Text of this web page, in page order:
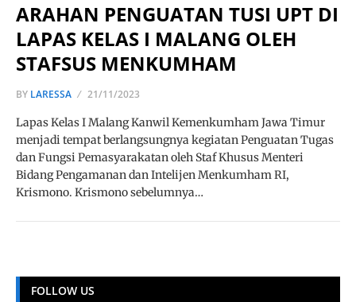
ARAHAN PENGUATAN TUSI UPT DI
LAPAS KELAS I MALANG OLEH
STAFSUS MENKUMHAM
BY LARESSA 21/11/2023
Lapas Kelas I Malang Kanwil Kemenkumham Jawa Timur
menjadi tempat berlangsungnya kegiatan Penguatan Tugas
dan Fungsi Pemasyarakatan oleh Staf Khusus Menteri
Bidang Pengamanan dan Intelijen Menkumham RI,
Krismono. Krismono sebelumnya…
FOLLOW US